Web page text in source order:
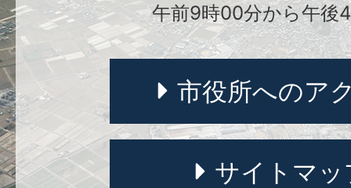
午前9時00分から午後
市役所へのア
サイトマッ